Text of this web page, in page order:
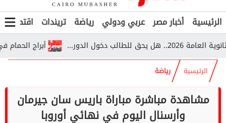
الرئيسية أخبار مصر عربي ودولي رياضة تريندات اقتصاد
أبراج الحمام في
الرئيسية رياضة
مشاهدة مباشرة مباراة باريس سان جيرمان
وأرسنال اليوم في نهائي أوروبا